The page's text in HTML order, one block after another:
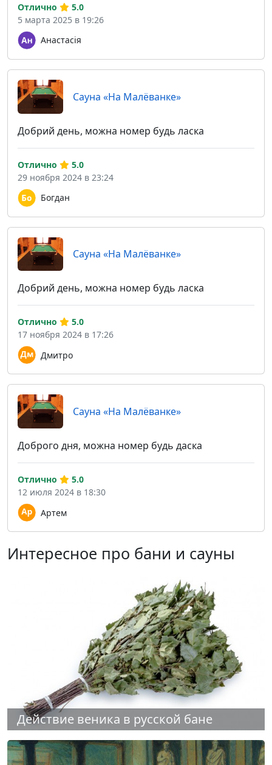
Анастасія
Отлично
5.0
5 марта 2025 в 19:26
Сауна «На Малёванке»
Добрий день, можна номер будь ласка
Богдан
Отлично
5.0
29 ноября 2024 в 23:24
Сауна «На Малёванке»
Добрий день, можна номер будь ласка
Дмитро
Отлично
5.0
17 ноября 2024 в 17:26
Сауна «На Малёванке»
Доброго дня, можна номер будь даска
Артем
Отлично
5.0
12 июля 2024 в 18:30
Интересное про бани и сауны
Действие веника в русской бане